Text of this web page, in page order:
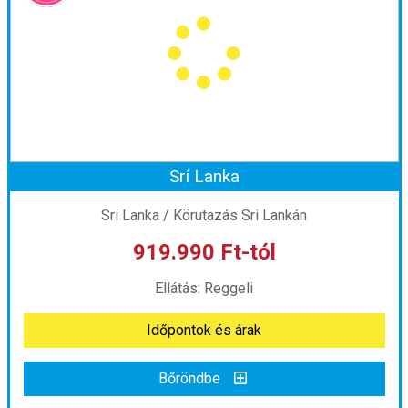
Város: Nagarkot
Utazás módja:
Ellátás:
Reggeli
Szálláskategória:Program szerint
2 ágyas szoba
Időpont: 2027-02-06 | 10 éj
már 899.990 Ft-tól
Időpontok és árak
Bőröndbe
Srí Lanka
Sri Lanka / Körutazás Sri Lankán
919.990 Ft-tól
Ellátás: Reggeli
Időpontok és árak
Bőröndbe